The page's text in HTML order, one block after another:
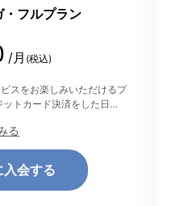
フルプラン
/月 (税込)
スをお楽しみいただけるプ
る
入会する